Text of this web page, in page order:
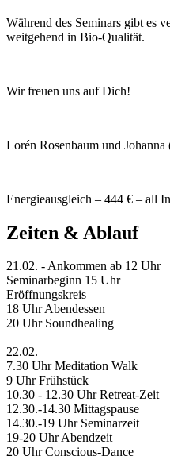
Während des Seminars gibt es
weitgehend in Bio-Qualität.
Wir freuen uns auf Dich!
Lorén Rosenbaum und Johanna
Energieausgleich – 444 € – all
Zeiten & Ablauf
21.02. - Ankommen ab 12 Uhr
Seminarbeginn 15 Uhr
Eröffnungskreis
18 Uhr Abendessen
20 Uhr Soundhealing
22.02.
7.30 Uhr Meditation Walk
9 Uhr Frühstück
10.30 - 12.30 Uhr Retreat-Zeit
12.30.-14.30 Mittagspause
14.30.-19 Uhr Seminarzeit
19-20 Uhr Abendzeit
20 Uhr Conscious-Dance